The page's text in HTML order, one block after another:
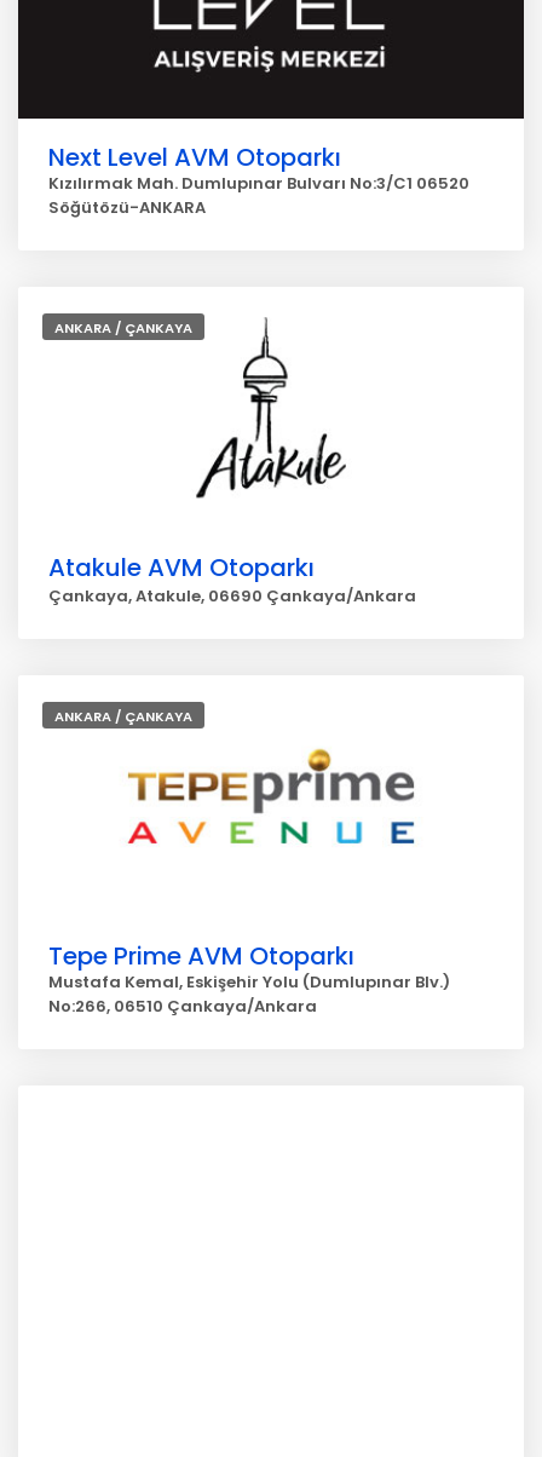
Next Level AVM Otoparkı
Kızılırmak Mah. Dumlupınar Bulvarı No:3/C1 06520
Söğütözü-ANKARA
ANKARA / ÇANKAYA
Atakule AVM Otoparkı
Çankaya, Atakule, 06690 Çankaya/Ankara
ANKARA / ÇANKAYA
Tepe Prime AVM Otoparkı
Mustafa Kemal, Eskişehir Yolu (Dumlupınar Blv.)
No:266, 06510 Çankaya/Ankara